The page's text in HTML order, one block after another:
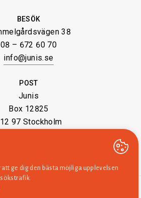
BESÖK
38
08 – 672 60 70
info@junis.se
POST
Junis
Box 12825
97 Stockholm
ge dig den bästa möjliga upplevelsen